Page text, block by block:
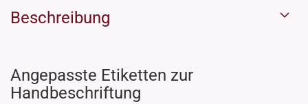
Beschreibung
Angepasste Etiketten zur
Handbeschriftung